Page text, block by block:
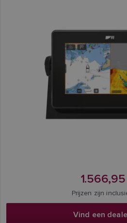
Prijzen zijn
Vind een